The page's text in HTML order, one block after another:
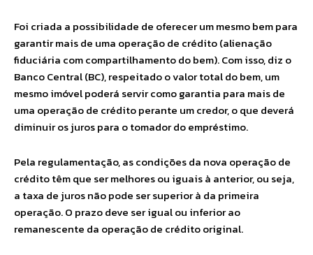
Foi criada a possibilidade de oferecer um mesmo bem para
garantir mais de uma operação de crédito (alienação
fiduciária com compartilhamento do bem). Com isso, diz o
Banco Central (BC), respeitado o valor total do bem, um
mesmo imóvel poderá servir como garantia para mais de
uma operação de crédito perante um credor, o que deverá
diminuir os juros para o tomador do empréstimo.
Pela regulamentação, as condições da nova operação de
crédito têm que ser melhores ou iguais à anterior, ou seja,
a taxa de juros não pode ser superior à da primeira
operação. O prazo deve ser igual ou inferior ao
remanescente da operação de crédito original.